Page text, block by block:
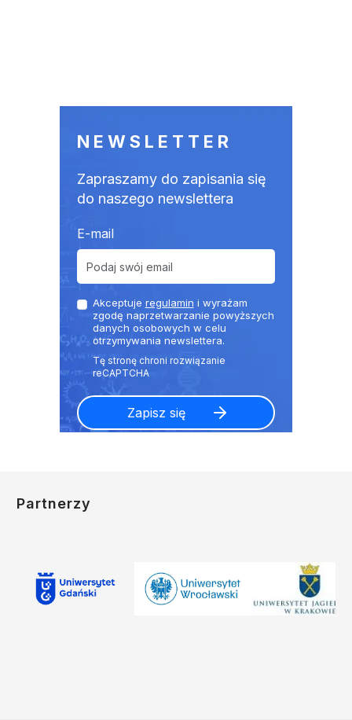
NEWSLETTER
Zapraszamy do zapisania się
do naszego newslettera
E-mail
Akceptuje regulamin i wyrażam
zgodę naprzetwarzanie powyższych
danych osobowych w celu
otrzymywania newslettera.
Partnerzy